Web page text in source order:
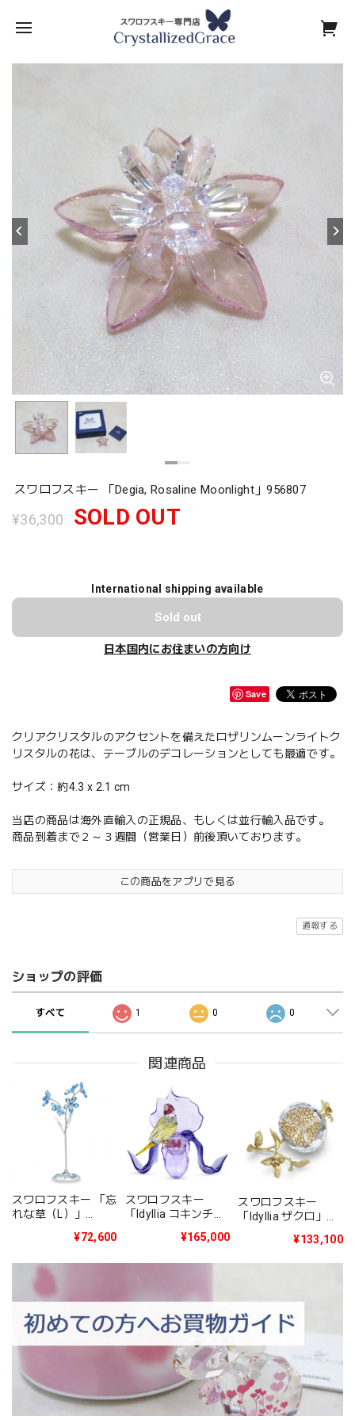
スワロフスキー 「Degia, Rosaline Moonlight」956807
¥36,300 SOLD OUT
International shipping available
Sold out
日本国内にお住まいの方向け
Save
クリアクリスタルのアクセントを備えたロザリンムーンライトク
リスタルの花は、テーブルのデコレーションとしても最適です。
サイズ：約4.3 x 2.1 cm
当店の商品は海外直輸入の正規品、もしくは並行輸入品です。
商品到着まで２～３週間（営業日）前後頂いております。
この商品をアプリで見る
通報する
ショップの評価
すべて 1 0 0
関連商品
スワロフスキー 「忘
れな草（L）」
¥72,600
スワロフスキー
「Idyllia コキンチョ
¥165,000
スワロフスキー
「Idyllia ザクロ」
¥133,100